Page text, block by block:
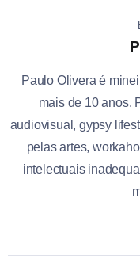
Paulo Olivera é
mais de 10 anos.
audiovisual, gypsy
pelas artes,
intelectuais